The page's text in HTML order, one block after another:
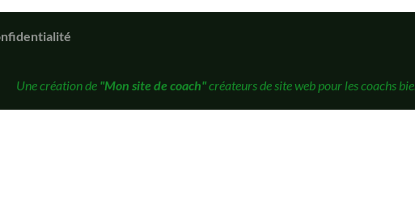
Une création de "Mon site de coach"créateurs de site web pour les coachs